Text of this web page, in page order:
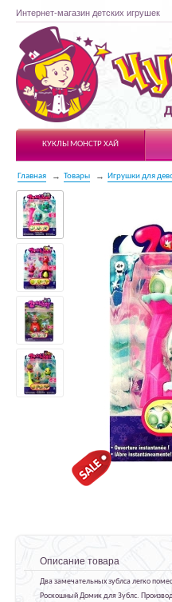
Интернет-магазин детских игрушек
Чудесарик
КУКЛЫ МОНСТР ХАЙ
Главная Товары Игрушки для
Описание товара
Два замечательных зублса легко
Роскошный Домик для Зублс.